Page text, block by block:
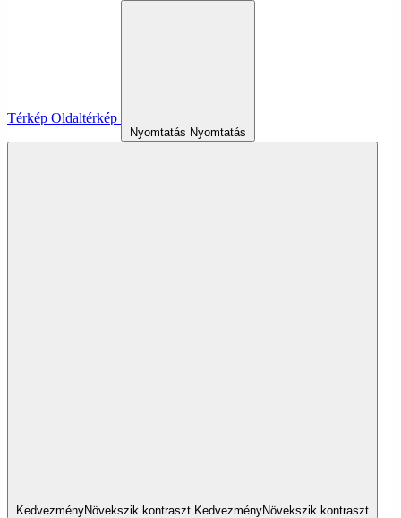
Térkép Oldaltérkép
Nyomtatás Nyomtatás
KedvezményNövekszik kontraszt KedvezményNövekszik kontraszt